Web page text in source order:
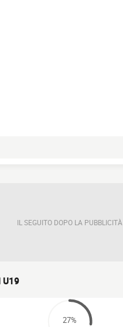
IL SEGUITO DOPO LA PUBBLICITÀ
U19
27%